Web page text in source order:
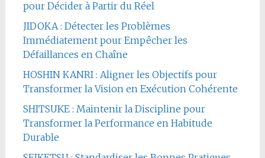
pour Décider à Partir du Réel
JIDOKA : Détecter les Problèmes
Immédiatement pour Empêcher les
Défaillances en Chaîne
HOSHIN KANRI : Aligner les Objectifs pour
Transformer la Vision en Exécution Cohérente
SHITSUKE : Maintenir la Discipline pour
Transformer la Performance en Habitude
Durable